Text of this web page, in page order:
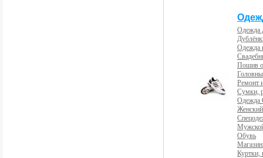
Одежда
Одежда
Пошив
Ремонт
Сумки,
Одежда
Обувь
Куртки,